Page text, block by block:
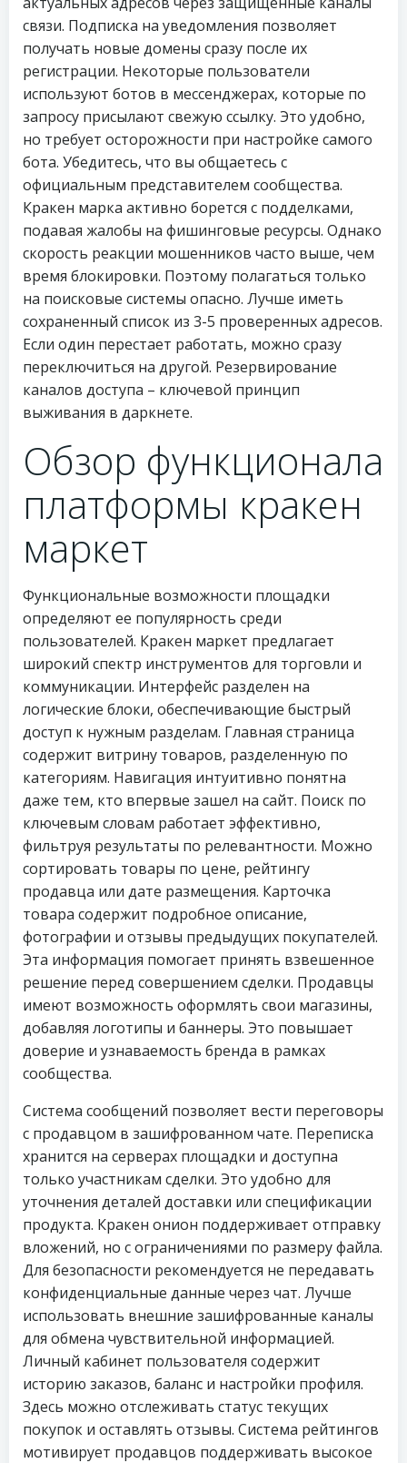
связи. Подписка на уведомления позволяет
получать новые домены сразу после их
регистрации. Некоторые пользователи
используют ботов в мессенджерах, которые по
запросу присылают свежую ссылку. Это удобно,
но требует осторожности при настройке самого
бота. Убедитесь, что вы общаетесь с
официальным представителем сообщества.
Кракен марка активно борется с подделками,
подавая жалобы на фишинговые ресурсы. Однако
скорость реакции мошенников часто выше, чем
время блокировки. Поэтому полагаться только
на поисковые системы опасно. Лучше иметь
сохраненный список из 3-5 проверенных адресов.
Если один перестает работать, можно сразу
переключиться на другой. Резервирование
каналов доступа – ключевой принцип
выживания в даркнете.
Обзор функционала
платформы кракен
маркет
Функциональные возможности площадки
определяют ее популярность среди
пользователей. Кракен маркет предлагает
широкий спектр инструментов для торговли и
коммуникации. Интерфейс разделен на
логические блоки, обеспечивающие быстрый
доступ к нужным разделам. Главная страница
содержит витрину товаров, разделенную по
категориям. Навигация интуитивно понятна
даже тем, кто впервые зашел на сайт. Поиск по
ключевым словам работает эффективно,
фильтруя результаты по релевантности. Можно
сортировать товары по цене, рейтингу
продавца или дате размещения. Карточка
товара содержит подробное описание,
фотографии и отзывы предыдущих покупателей.
Эта информация помогает принять взвешенное
решение перед совершением сделки. Продавцы
имеют возможность оформлять свои магазины,
добавляя логотипы и баннеры. Это повышает
доверие и узнаваемость бренда в рамках
сообщества.
Система сообщений позволяет вести переговоры
с продавцом в зашифрованном чате. Переписка
хранится на серверах площадки и доступна
только участникам сделки. Это удобно для
уточнения деталей доставки или спецификации
продукта. Кракен онион поддерживает отправку
вложений, но с ограничениями по размеру файла.
Для безопасности рекомендуется не передавать
конфиденциальные данные через чат. Лучше
использовать внешние зашифрованные каналы
для обмена чувствительной информацией.
Личный кабинет пользователя содержит
историю заказов, баланс и настройки профиля.
Здесь можно отслеживать статус текущих
покупок и оставлять отзывы. Система рейтингов
мотивирует продавцов поддерживать высокое